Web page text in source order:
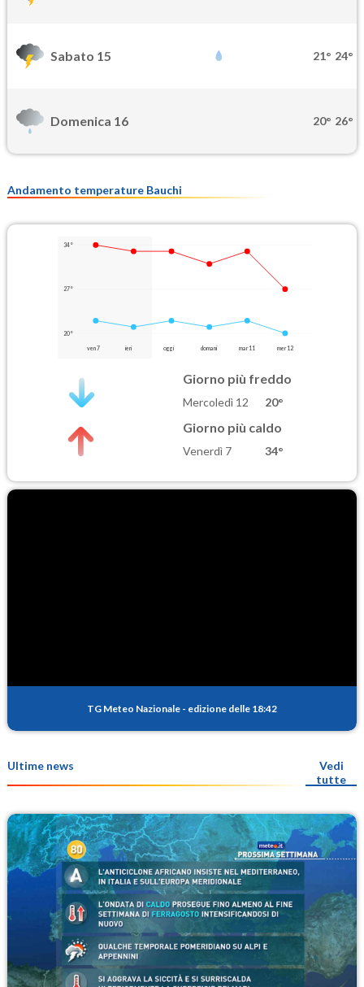
Sabato 15 21° 24°
Domenica 16 20° 26°
Andamento temperature Bauchi
34°
27°
20°
ven 7 ieri oggi domani mar 11 mer 12
Giorno più freddo
Mercoledì 12 20°
Giorno più caldo
Venerdì 7 34°
TG Meteo Nazionale - edizione delle 18:42
Ultime news
Vedi
tutte